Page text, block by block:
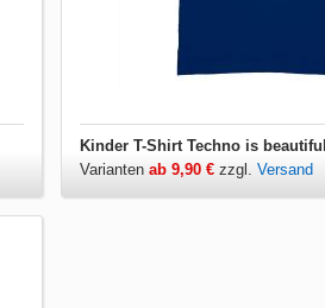
Kinder T-Shirt Techno is beautiful
Variantenab 9,90 € zzgl.Versand